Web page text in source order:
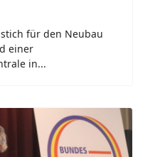
für den Neubau
einer
in...